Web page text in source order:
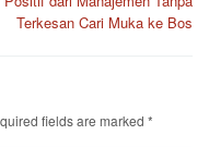
Terkesan Cari Muka ke Bos
fields are marked *